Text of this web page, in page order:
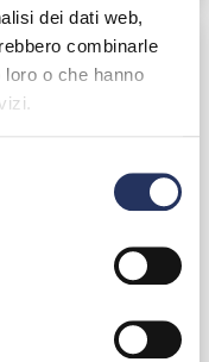
dei dati web,
combinarle
o che hanno